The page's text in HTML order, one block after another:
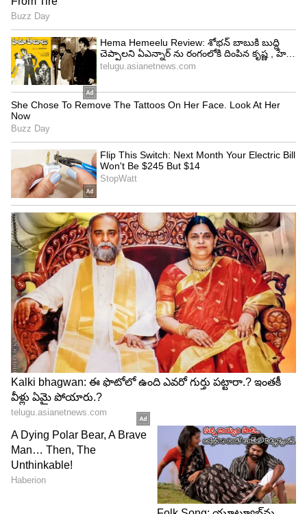
ఇటీవల సమంత బికినీ టాప్ లో పిచ్చెక్కించే క్లీవేజ్
అందాలతో ఫోటో షూట్ చేసిన సంగతి తెలిసిందే. వరుసగా
ఫోటో షూట్స్ చేస్తూ, సినిమాలతో గతంలో ఎన్నడూ లేని
విధంగా సామ్ బిజీగా గడుపుతోంది.
5
8